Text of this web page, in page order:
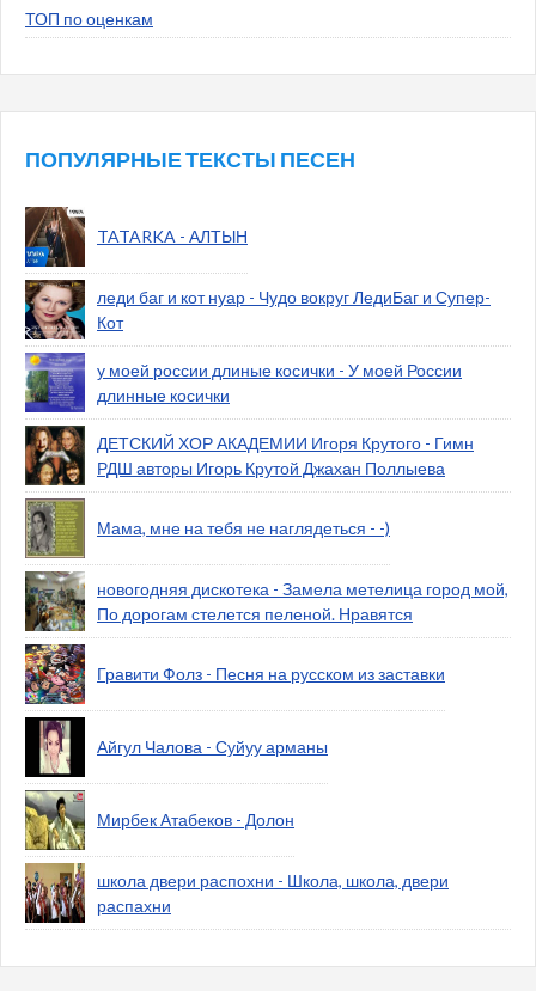
ТОП по оценкам
ПОПУЛЯРНЫЕ ТЕКСТЫ ПЕСЕН
TATARKA - АЛТЫН
леди баг и кот нуар - Чудо вокруг ЛедиБаг и Супер-
Кот
у моей россии длиные косички - У моей России
длинные косички
ДЕТСКИЙ ХОР АКАДЕМИИ Игоря Крутого - Гимн
РДШ авторы Игорь Крутой Джахан Поллыева
Мама, мне на тебя не наглядеться - -)
новогодняя дискотека - Замела метелица город мой,
По дорогам стелется пеленой. Нравятся
Гравити Фолз - Песня на русском из заставки
Айгул Чалова - Суйуу арманы
Мирбек Атабеков - Долон
школа двери распохни - Школа, школа, двери
распахни